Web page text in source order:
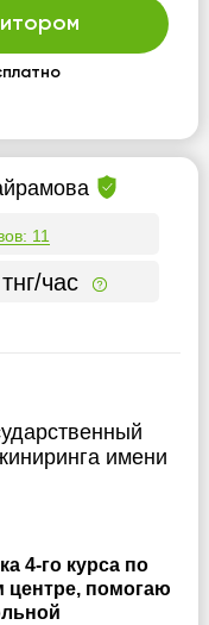
11
час
имени
4-го курса по
центре, помогаю